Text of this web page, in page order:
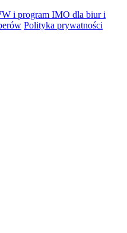
i program IMO dla biur i
Polityka prywatności